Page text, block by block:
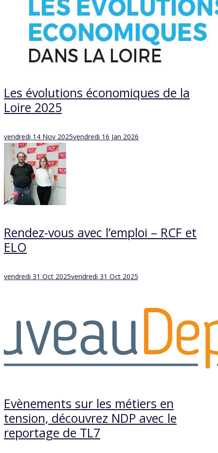
Les évolutions économiques de la
Loire 2025
Posted
vendredi 14 Nov 2025vendredi 16 Jan 2026
Rendez-vous avec l’emploi – RCF et
ELO
Posted
vendredi 31 Oct 2025vendredi 31 Oct 2025
Evènements sur les métiers en
tension, découvrez NDP avec le
reportage de TL7